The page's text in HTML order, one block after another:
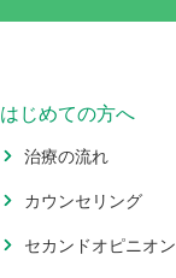
はじめての方へ
治療の流れ
カウンセリング
セカンドオピニオン